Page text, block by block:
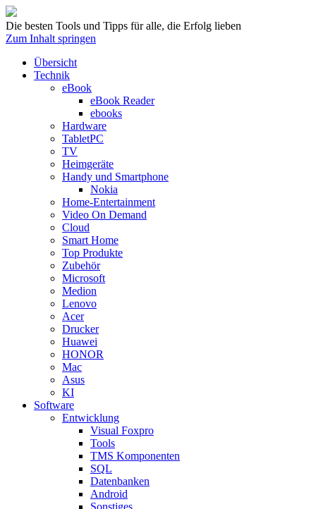
Die besten Tools und Tipps für alle, die Erfolg lieben
Zum Inhalt springen
Übersicht
Technik
eBook
eBook Reader
ebooks
Hardware
TabletPC
TV
Heimgeräte
Handy und Smartphone
Nokia
Home-Entertainment
Video On Demand
Cloud
Smart Home
Top Produkte
Zubehör
Microsoft
Medion
Lenovo
Acer
Drucker
Huawei
HONOR
Mac
Asus
KI
Software
Entwicklung
Visual Foxpro
Tools
TMS Komponenten
SQL
Datenbanken
Android
Sonstiges